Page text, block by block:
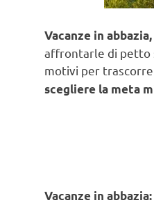
Vacanze in abbazia,
affrontarle di petto
motivi per
scegliere la meta
Vacanze in